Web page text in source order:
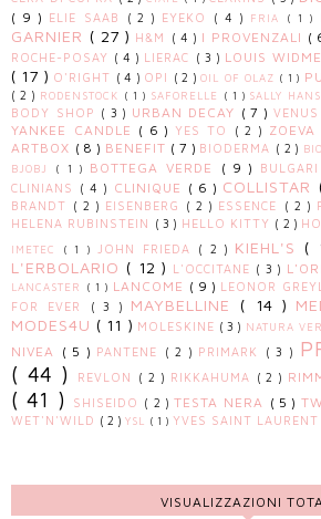
( 9 )
ELIE SAAB ( 2 ) EYEKO ( 4 ) FRIA ( 1 )
GARNIER ( 27 ) H&M ( 4 ) I PROVENZALI (
ROCHE-POSAY ( 4 ) LIERAC ( 3 ) LOUIS
( 17 ) O'RIGHT ( 4 ) OPI ( 2 )OIL OF OLAZ ( 1 )
( 2 ) RODENSTOCK ( 1 ) SAFORELLE ( 1 ) SALLY
BODY SHOP ( 3 ) URBAN DECAY ( 7 ) VENUS
YANKEE CANDLE ( 6 ) YES TO ( 2 ) ZOEVA
ARTBOX ( 8 ) BENEFIT ( 7 ) BIODERMA ( 2 )
BJOBJ ( 1 ) BOTTEGA VERDE ( 9 ) BULGARI
CLINIANS ( 4 ) CLINIQUE ( 6 ) COLLISTAR
BRANDT ( 2 ) EISENBERG ( 2 ) ESSENCE ( 2 )
HELENA RUBINSTEIN
( 3 ) HELLO KITTY ( 2 )
IMETEC ( 1 ) JOHN FRIEDA ( 2 ) KIEHL'S (
L'ERBOLARIO ( 12 ) L'OCCITANE ( 3 )
LANCASTER ( 1 ) LANCOME ( 9 ) LEONOR
FOR EVER
( 3 ) MAYBELLINE ( 14 )
MODES4U ( 11 ) MOLESKINE ( 3 ) NATURA
NIVEA ( 5 ) PANTENE ( 2 ) PRIMARK ( 3 )
( 44 )
REVLON ( 2 ) RIKKAHUMA ( 2 )
( 41 )
SHISEIDO ( 2 )TESTA NERA ( 5 )
WET'N'WILD ( 2 ) YSL ( 1 ) YVES SAINT LAURENT
VISUALIZZAZIONI